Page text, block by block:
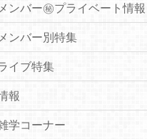
ンバー㊙プライベート情報
ンバー別特集
イブ特集
報
学コーナー